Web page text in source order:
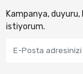
Kampanya,
istiyorum.